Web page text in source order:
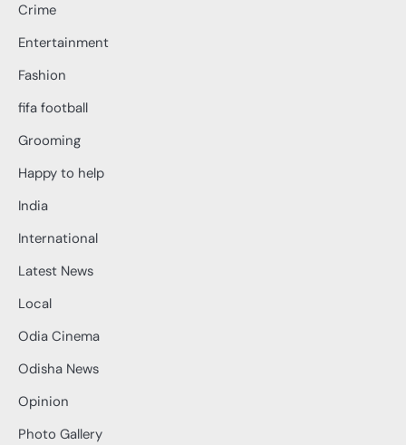
Crime
Entertainment
Fashion
fifa football
Grooming
Happy to help
India
International
Latest News
Local
Odia Cinema
Odisha News
Opinion
Photo Gallery